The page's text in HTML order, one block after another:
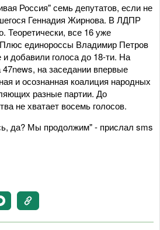
Россия" семь депутатов, если не
Геннадия Жирнова. В ЛДПР
Теоретически, все 16 уже
единороссы Владимир Петров
добавили голоса до 18-ти. На
47news, на заседании впервые
и осознанная коалиция народных
разные партии. До
не хватает восемь голосов.
да? Мы продолжим" - прислал sms